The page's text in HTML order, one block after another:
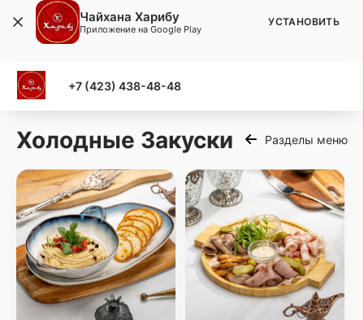
+7 (423) 438-48-48
Холодные Закуски Разделы меню
Чайхана Харибу
Приложение на Google Play
УСТАНОВИТЬ